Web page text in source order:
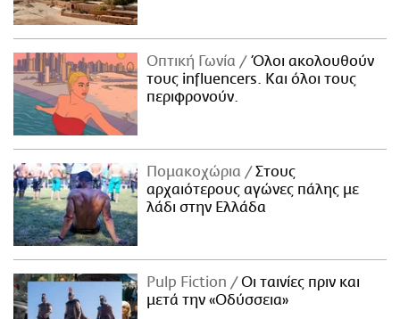
Οπτική Γωνία
Όλοι ακολουθούν
τους influencers. Και όλοι τους
περιφρονούν.
Πομακοχώρια
Στους
αρχαιότερους αγώνες πάλης με
λάδι στην Ελλάδα
Pulp Fiction
Οι ταινίες πριν και
μετά την «Οδύσσεια»